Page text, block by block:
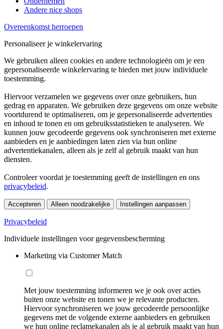
Andere nice shops
Overeenkomst herroepen
Personaliseer je winkelervaring
We gebruiken alleen cookies en andere technologieën om je een
gepersonaliseerde winkelervaring te bieden met jouw individuele
toestemming.
Hiervoor verzamelen we gegevens over onze gebruikers, hun
gedrag en apparaten. We gebruiken deze gegevens om onze website
voortdurend te optimaliseren, om je gepersonaliseerde advertenties
en inhoud te tonen en om gebruiksstatistieken te analyseren. We
kunnen jouw gecodeerde gegevens ook synchroniseren met externe
aanbieders en je aanbiedingen laten zien via hun online
advertentiekanalen, alleen als je zelf al gebruik maakt van hun
diensten.
Controleer voordat je toestemming geeft de instellingen en ons
privacybeleid.
Accepteren Alleen noodzakelijke Instellingen aanpassen
Privacybeleid
Individuele instellingen voor gegevensbescherming
Marketing via Customer Match
Met jouw toestemming informeren we je ook over acties
buiten onze website en tonen we je relevante producten.
Hiervoor synchroniseren we jouw gecodeerde persoonlijke
gegevens met de volgende externe aanbieders en gebruiken
we hun online reclamekanalen als je al gebruik maakt van hun